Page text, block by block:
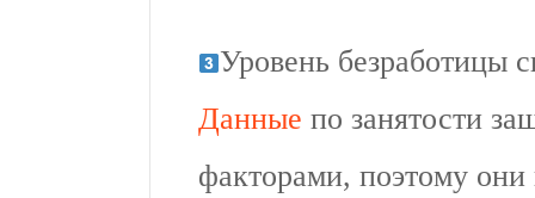
Уровень безработицы
Данные по занятости
факторами, поэтому